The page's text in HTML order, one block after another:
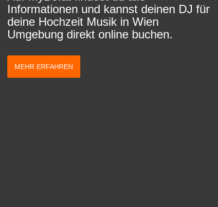
Informationen und kannst deinen DJ für
deine Hochzeit Musik in Wien
Umgebung direkt online buchen.
MEHR ERFAHREN